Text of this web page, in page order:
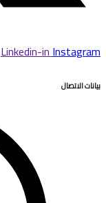
Linkedin-inInstagram
بيانات الاتصال